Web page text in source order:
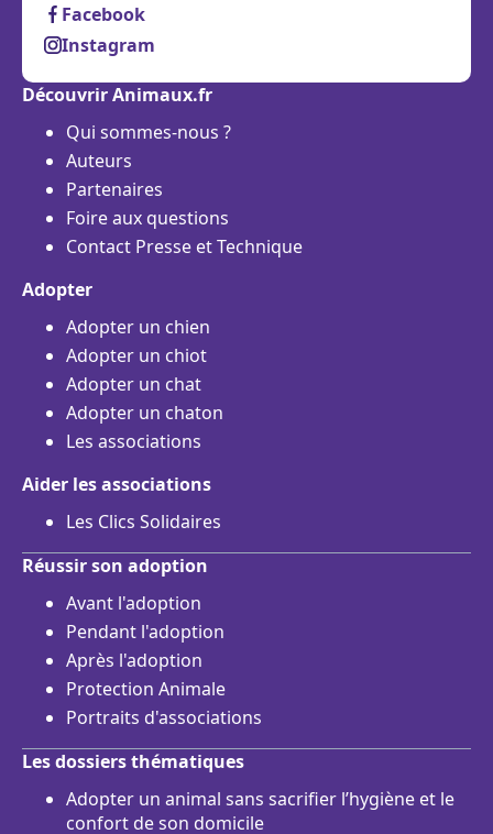
Facebook
Instagram
Découvrir Animaux.fr
Qui sommes-nous ?
Auteurs
Partenaires
Foire aux questions
Contact Presse et Technique
Adopter
Adopter un chien
Adopter un chiot
Adopter un chat
Adopter un chaton
Les associations
Aider les associations
Les Clics Solidaires
Réussir son adoption
Avant l'adoption
Pendant l'adoption
Après l'adoption
Protection Animale
Portraits d'associations
Les dossiers thématiques
Adopter un animal sans sacrifier l’hygiène et le
confort de son domicile